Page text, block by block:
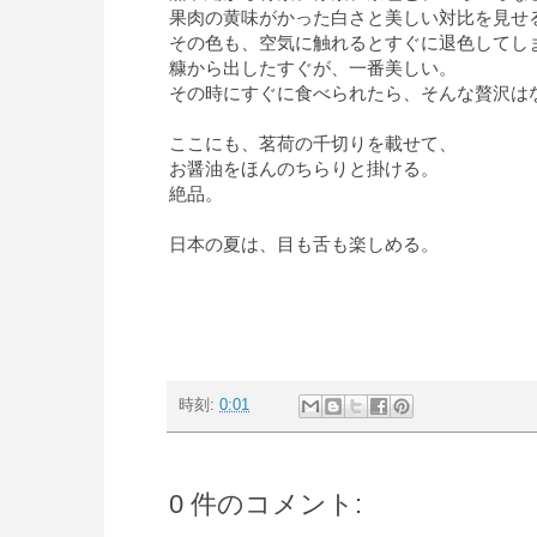
果肉の黄味がかった白さと美しい対比を見せ
その色も、空気に触れるとすぐに退色してし
糠から出したすぐが、一番美しい。
その時にすぐに食べられたら、そんな贅沢は
ここにも、茗荷の千切りを載せて、
お醤油をほんのちらりと掛ける。
絶品。
日本の夏は、目も舌も楽しめる。
時刻: 0:01
0 件のコメント: